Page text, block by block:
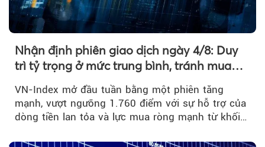
Nhận định phiên giao dịch ngày 4/8: Duy
trì tỷ trọng ở mức trung bình, tránh mua
VN-Index mở đầu tuần bằng một phiên tăng
mạnh, vượt ngưỡng 1.760 điểm với sự hỗ trợ của
dòng tiền lan tỏa và lực mua ròng mạnh từ khối